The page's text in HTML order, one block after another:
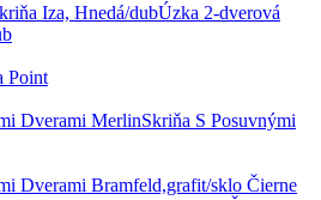
Úzka 2-dverová
Point
Skriňa S Posuvnými